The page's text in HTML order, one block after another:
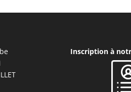
Inscription à